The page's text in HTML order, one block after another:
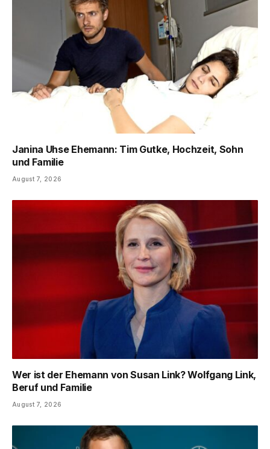
Janina Uhse Ehemann: Tim Gutke, Hochzeit, Sohn
und Familie
August 7, 2026
Wer ist der Ehemann von Susan Link? Wolfgang Link,
Beruf und Familie
August 7, 2026